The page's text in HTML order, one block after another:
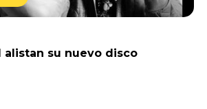
alistan su nuevo disco